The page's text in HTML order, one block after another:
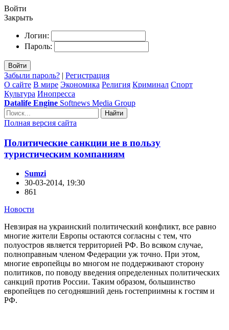
Войти
Закрыть
Логин:
Пароль:
Войти
Забыли пароль? | Регистрация
О сайте В мире Экономика Религия Криминал Спорт
Культура Инопресса
Datalife Engine Softnews Media Group
Найти
Полная версия сайта
Политические санкции не в пользу
туристическим компаниям
Sumzi
30-03-2014, 19:30
861
Новости
Невзирая на украинский политический конфликт, все равно
многие жители Европы остаются согласны с тем, что
полуостров является территорией РФ. Во всяком случае,
полноправным членом Федерации уж точно. При этом,
многие европейцы во многом не поддерживают сторону
политиков, по поводу введения определенных политических
санкций против России. Таким образом, большинство
европейцев по сегодняшний день гостеприимны к гостям и
РФ.